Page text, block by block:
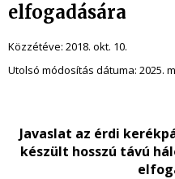
elfogadására
Közzétéve: 2018. okt. 10.
Utolsó módosítás dátuma: 2025.
Javaslat az érdi
készült hosszú távú